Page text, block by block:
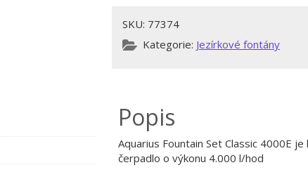
SKU: 77374
Kategorie: Jezírkové fontány
Popis
Aquarius Fountain Set Classic 4000E
čerpadlo o výkonu 4.000 l/hod